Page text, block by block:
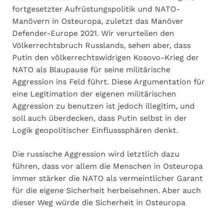
fortgesetzter Aufrüstungspolitik und NATO-
Manövern in Osteuropa, zuletzt das Manöver
Defender-Europe 2021. Wir verurteilen den
Völkerrechtsbruch Russlands, sehen aber, dass
Putin den völkerrechtswidrigen Kosovo-Krieg der
NATO als Blaupause für seine militärische
Aggression ins Feld führt. Diese Argumentation für
eine Legitimation der eigenen militärischen
Aggression zu benutzen ist jedoch illegitim, und
soll auch überdecken, dass Putin selbst in der
Logik geopolitischer Einflusssphären denkt.
Die russische Aggression wird letztlich dazu
führen, dass vor allem die Menschen in Osteuropa
immer stärker die NATO als vermeintlicher Garant
für die eigene Sicherheit herbeisehnen. Aber auch
dieser Weg würde die Sicherheit in Osteuropa